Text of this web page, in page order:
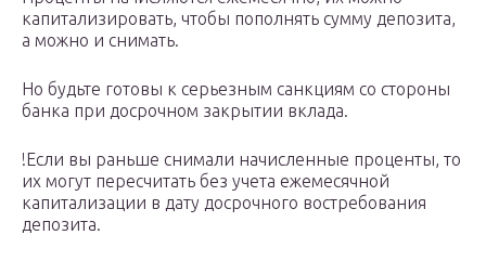
капитализировать, чтобы пополнять сумму депозита,
а можно и снимать.
Но будьте готовы к серьезным санкциям со стороны
банка при досрочном закрытии вклада.
!Если вы раньше снимали начисленные проценты, то
их могут пересчитать без учета ежемесячной
капитализации в дату досрочного востребования
депозита.